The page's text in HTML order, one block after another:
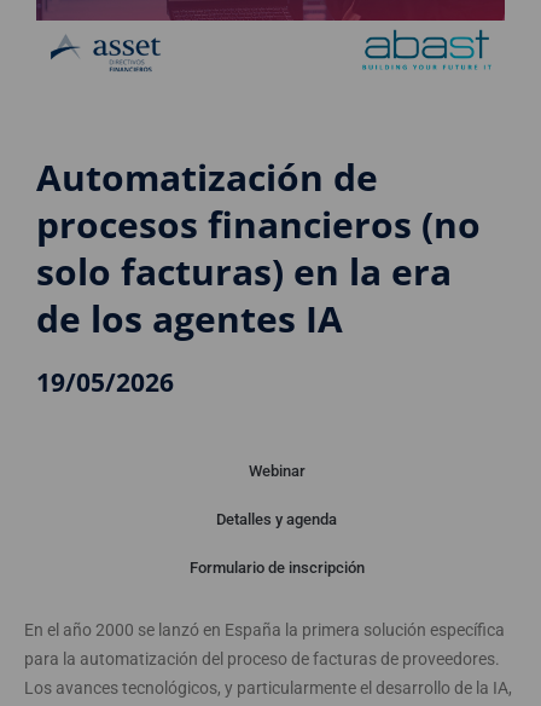
Automatización de
procesos financieros (no
solo facturas) en la era
de los agentes IA
19/05/2026
Webinar
Detalles y agenda
Formulario de inscripción
En el año 2000 se lanzó en España la primera solución específica
para la automatización del proceso de facturas de proveedores.
Los avances tecnológicos, y particularmente el desarrollo de la IA,